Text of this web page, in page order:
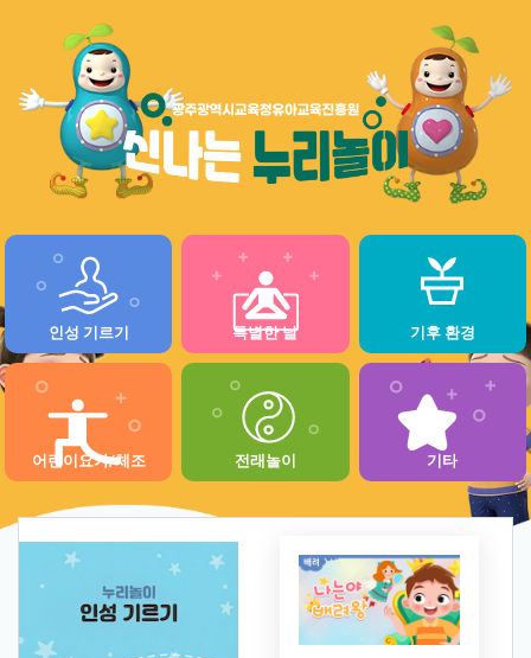
인성 기르기 특별한 날 기후 환경
어린이요가/체조 전래놀이 기타